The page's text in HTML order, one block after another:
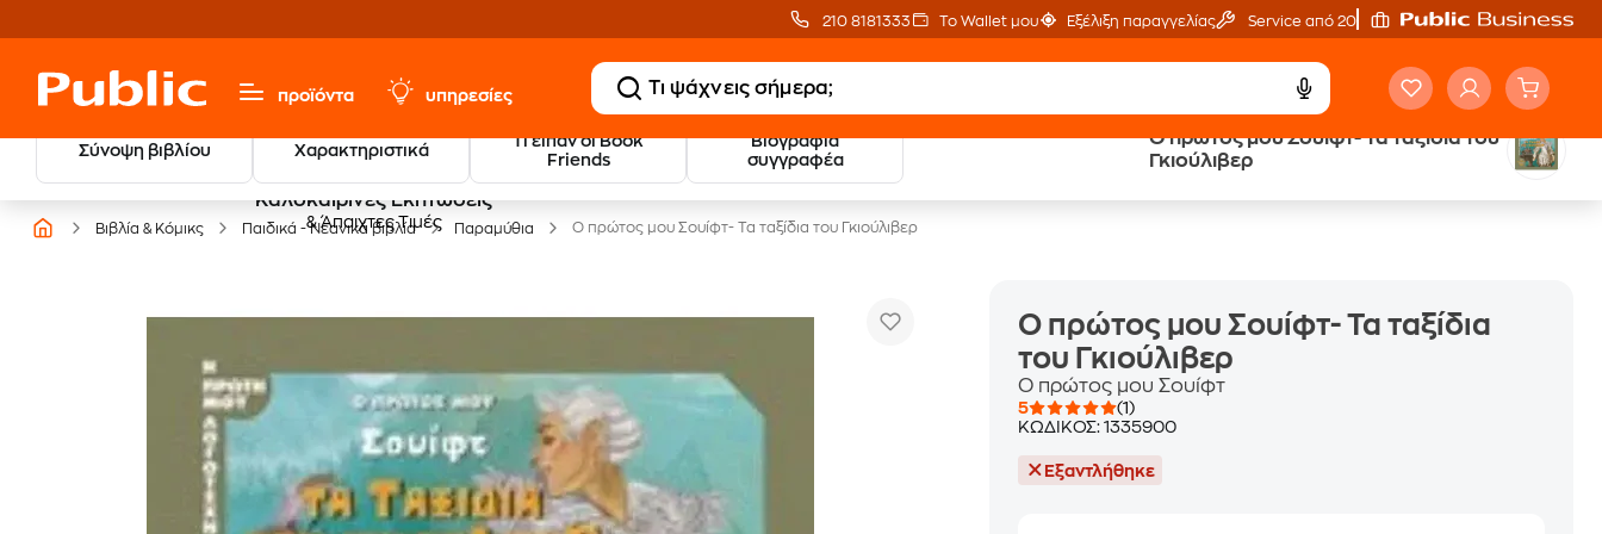
210 8181333 Το Wallet μου Εξέλιξη παραγγελίας Service από 20'
προϊόντα υπηρεσίες
Σύνοψη βιβλίου Χαρακτηριστικά
Τι είπαν οι Book
Friends
Βιογραφία
συγγραφέα
Ο πρώτος μου Σουίφτ- Τα ταξίδια του
Γκιούλιβερ
Καλοκαιρινές Εκπτώσεις
& Άπαιχτες Τιμές
20 € Public επιστροφή
με Snappi με Public+ Delivery
Έλα στον κόσμο
Βιβλία & Κόμικς Παιδικά - Νεανικά βιβλία Παραμύθια Ο πρώτος μου Σουίφτ- Τα ταξίδια του Γκιούλιβερ
Ο πρώτος μου Σουίφτ- Τα ταξίδια
του Γκιούλιβερ
Ο πρώτος μου Σουίφτ
5
(1)
ΚΩΔΙΚΟΣ:1335900
Εξαντλήθηκε